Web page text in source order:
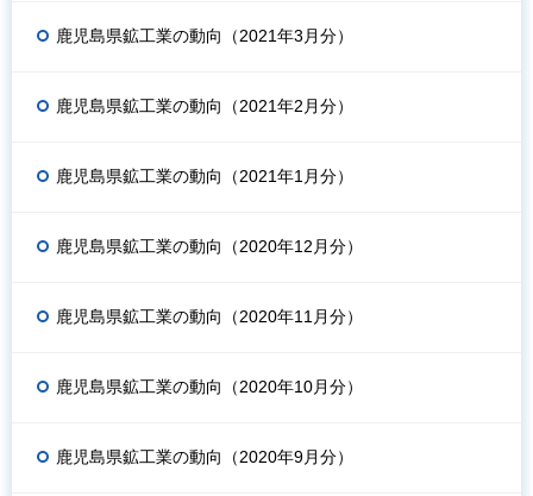
鹿児島県鉱工業の動向（2021年3月分）
鹿児島県鉱工業の動向（2021年2月分）
鹿児島県鉱工業の動向（2021年1月分）
鹿児島県鉱工業の動向（2020年12月分）
鹿児島県鉱工業の動向（2020年11月分）
鹿児島県鉱工業の動向（2020年10月分）
鹿児島県鉱工業の動向（2020年9月分）